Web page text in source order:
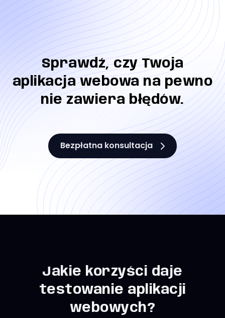
Sprawdź, czy Twoja
aplikacja webowa na pewno
nie zawiera błędów.
Bezpłatna konsultacja
Jakie korzyści daje
testowanie aplikacji
webowych?